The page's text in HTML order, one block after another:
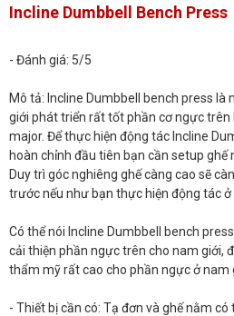
Incline Dumbbell Bench Press
- Đánh giá: 5/5
Mô tả: Incline Dumbbell bench press
giới phát triển rất tốt phần cơ ngực trên
major. Để thực hiện động tác Incline
hoàn chỉnh đầu tiên bạn cần setup ghế
Duy trì góc nghiêng ghế càng cao sẽ
trước nếu như bạn thực hiện động tác ở
Có thể nói Incline Dumbbell bench
cải thiện phần ngực trên cho nam giới,
thẩm mỹ rất cao cho phần ngực ở nam
- Thiết bị cần có: Tạ đơn và ghế nằm có